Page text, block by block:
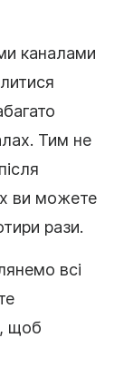
каналами
Тим не
ви можете
рази.
всі
щоб